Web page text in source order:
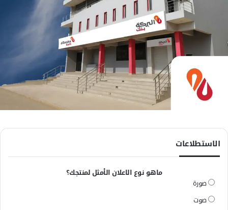
الاستطلاعات
ماهو نوع الاعلان الأمثل لمنتجك؟
صورة
صوت